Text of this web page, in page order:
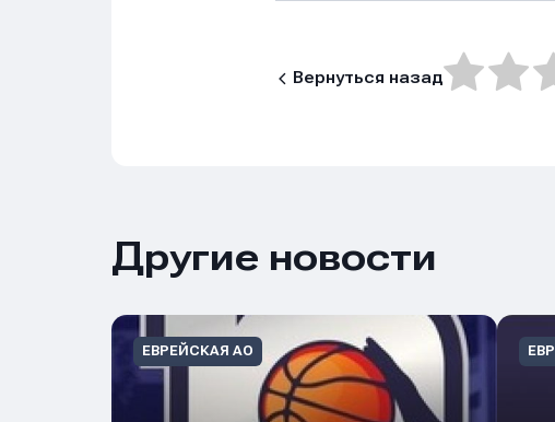
Вернуться назад
Другие новости
ЕВРЕЙСКАЯ АО